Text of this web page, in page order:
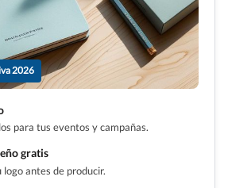
2026
para tus eventos y campañas.
gratis
logo antes de producir.